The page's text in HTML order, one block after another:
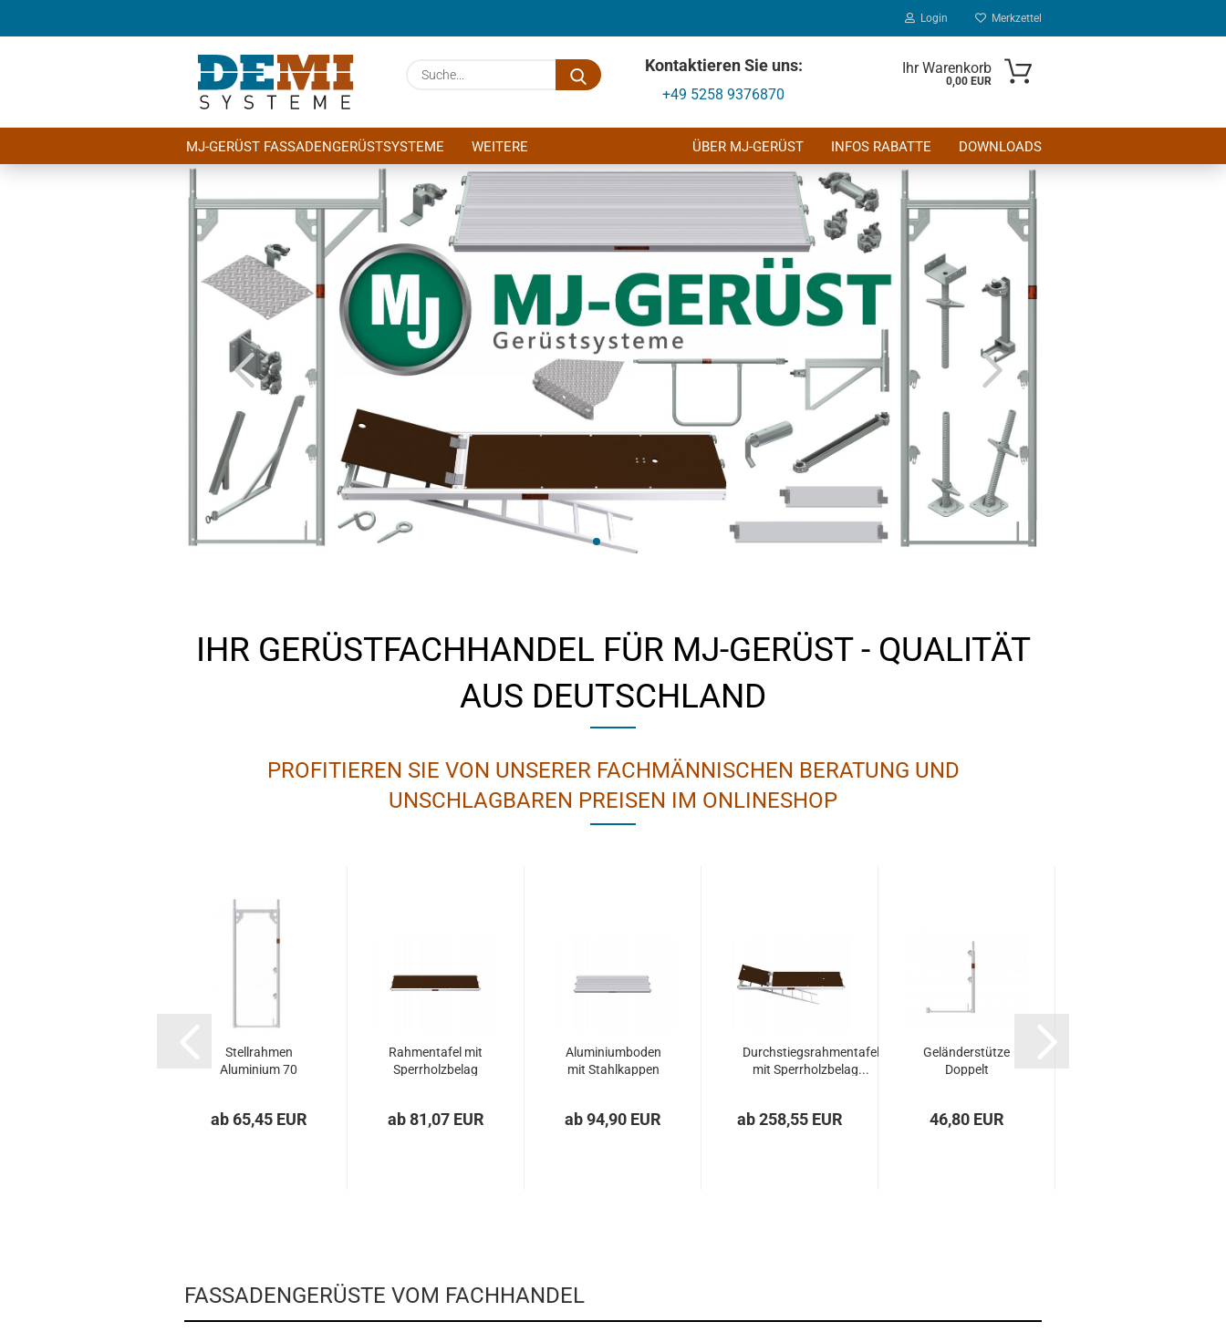
Login
E-Mail
Passwort
Konto erstellen
Passwort vergessen?
Merkzettel
Suche...Kontaktieren Sie uns:
+49 5258 9376870
Ihr Warenkorb
0,00 EUR
MJ-GERÜST FASSADENGERÜSTSYSTEME ÜBER MJ-GERÜST INFOS RABATTE DOWNLOADS
WEITERE
IHR GERÜSTFACHHANDEL FÜR MJ-GERÜST - QUALITÄT
AUS DEUTSCHLAND
PROFITIEREN SIE VON UNSERER FACHMÄNNISCHEN BERATUNG UND
UNSCHLAGBAREN PREISEN IM ONLINESHOP
Stellrahmen
Aluminium 70
ab 65,45 EUR
Rahmentafel mit
Sperrholzbelag
ab 81,07 EUR
Aluminiumboden
mit Stahlkappen
ab 94,90 EUR
Durchstiegsrahmentafel
mit Sperrholzbelag...
ab 258,55 EUR
Geländerstütze
Doppelt
46,80 EUR
FASSADENGERÜSTE VOM FACHHANDEL